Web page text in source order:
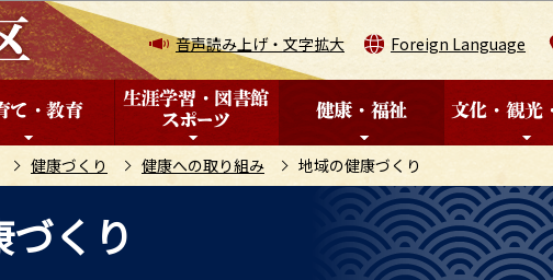
音声読み上げ・文字拡大 Foreign Language
健康づくり 健康への取り組み 地域の健康づくり
くり